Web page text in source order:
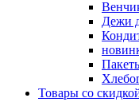
Дежи
Товары со